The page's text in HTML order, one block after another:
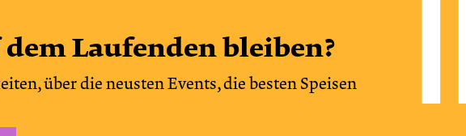
Laufenden bleiben?
über die neusten Events, die besten Speisen